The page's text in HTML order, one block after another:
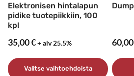
Elektronisen hintalapun
pidike tuotepiikkiin, 100
kpl
35,00€+ alv 25.5%
Valitse vaihtoehdoista
60,00